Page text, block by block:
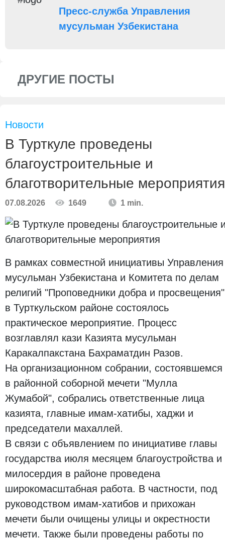
Пресс-служба Управления
мусульман Узбекистана
ДРУГИЕ ПОСТЫ
Новости
В Турткуле проведены
благоустроительные и
благотворительные мероприятия
07.08.2026 1649 1 min.
В рамках совместной инициативы Управления
мусульман Узбекистана и Комитета по делам
религий "Проповедники добра и просвещения"
в Турткульском районе состоялось
практическое мероприятие. Процесс
возглавлял кази Казията мусульман
Каракалпакстана Бахраматдин Разов.
На организационном собрании, состоявшемся
в районной соборной мечети "Мулла
Жумабой", собрались ответственные лица
казията, главные имам-хатибы, хаджи и
председатели махаллей.
В связи с объявлением по инициативе главы
государства июля месяцем благоустройства и
милосердия в районе проведена
широкомасштабная работа. В частности, под
руководством имам-хатибов и прихожан
мечети были очищены улицы и окрестности
мечети. Также были проведены работы по